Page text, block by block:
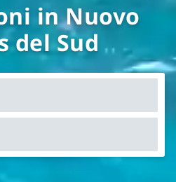
in Nuovo
del Sud